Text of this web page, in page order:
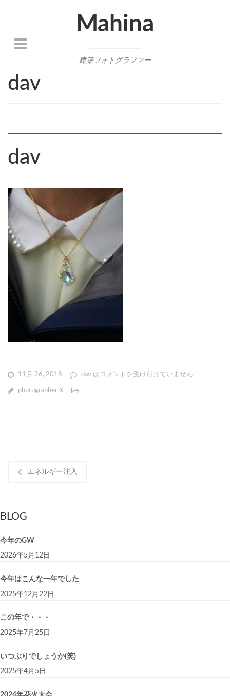
Mahina
建築フォトグラファー
dav
dav
11月 26, 2018 dav は コメントを受け付けていません
photographer K
エネルギー注入
BLOG
今年のGW
2026年5月12日
今年はこんな一年でした
2025年12月22日
この年で・・・
2025年7月25日
いつぶりでしょうか(笑)
2025年4月5日